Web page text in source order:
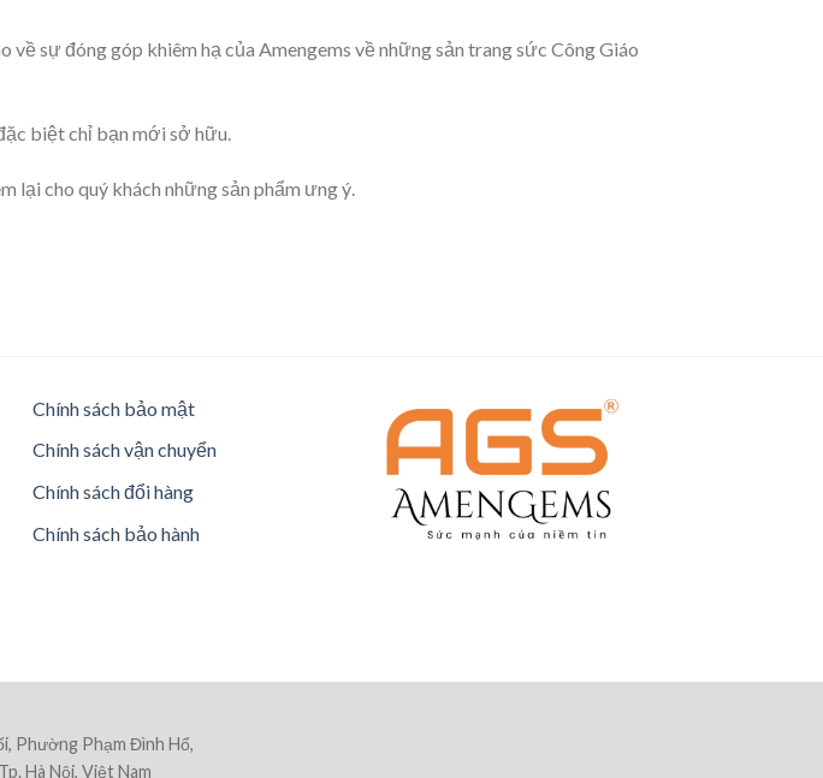
sự đóng góp khiêm hạ của Amengems về những sản trang sức Công Giáo
biệt chỉ bạn mới sở hữu.
lại cho quý khách những sản phẩm ưng ý.
Chính sách bảo mật
Chính sách vận chuyển
Chính sách đổi hàng
Chính sách bảo hành
Phường Phạm Đình Hổ,
Hà Nội, Việt Nam